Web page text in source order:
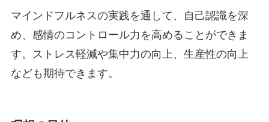
マインドフルネスの実践を通して、自己認識を深
め、感情のコントロール力を高めることができま
す。ストレス軽減や集中力の向上、生産性の向上
なども期待できます。